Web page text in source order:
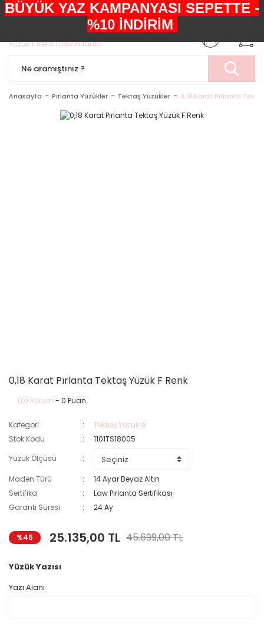
+90552 303 05 29
Anasayfa Pırlanta Yüzükler Tektaş Yüzükler 0,18 Karat Pırlanta
0,18 Karat Pırlanta Tektaş Yüzük F Renk
(0) Yorum - 0 Puan
Kategori
Tektaş Yüzükler
Stok Kodu
1101TS18005
Yüzük Ölçüsü
Maden Türü
14 Ayar Beyaz Altın
Sertifika
Law Pırlanta Sertifikası
Garanti Süresi
24 Ay
%45 25.135,00 TL 45.699,00 TL
Yüzük Yazısı
Yazı Alanı
BÜYÜK YAZ KAMPANYASI SEPETTE -
%10 İNDİRİM